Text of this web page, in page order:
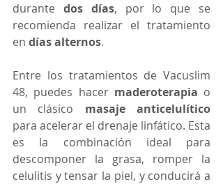
durante dos días, por lo que se
recomienda realizar el tratamiento
en días alternos.
Entre los tratamientos de Vacuslim
48, puedes hacer maderoterapia o
un clásico masaje anticelulítico
para acelerar el drenaje linfático. Esta
es la combinación ideal para
descomponer la grasa, romper la
celulitis y tensar la piel, y conducirá a